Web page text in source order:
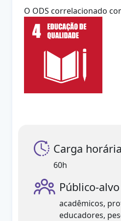
O ODS correlacionado
Carga horária
60h
Público-alvo
acadêmicos,
educadores,